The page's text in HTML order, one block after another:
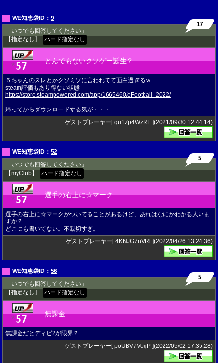
WE知恵袋ID： 9
「いつでも回答してください」
【指定なし】
ハード指定なし
17
★ 57 とんでもないクソゲー誕生？
５ちゃんのスレとかクソミソに言われてて面白過ぎるｗ
steam評価もあり得ない状態
https://store.steampowered.com/app/1665460/eFootball_2022/
帰ってからダウンロードする気が・・・
ゲストプレーヤー[ qu1Zp4WzRF ](2021/09/30 12:44:14)
WE知恵袋ID： 52
「いつでも回答してください」
【myClub】
ハード指定なし
5
★ 57 選手の右上に☆マーク
選手の右上に☆マークがついてることがあるけど、あれはなにかわかる人いま
すか？
どこにも書いてない。不親切すぎ。
ゲストプレーヤー[ 4KNJG7nVRl ](2022/04/26 13:24:36)
WE知恵袋ID： 56
「いつでも回答してください」
【指定なし】
ハード指定なし
5
★ 57 無課金
無課金だとディビ2が限界？
ゲストプレーヤー[ poUBV7VoqP ](2022/05/02 17:35:28)